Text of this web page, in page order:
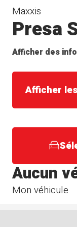
Maxxis
Presa
Afficher des
Afficher
Mon véhicule
Aucun